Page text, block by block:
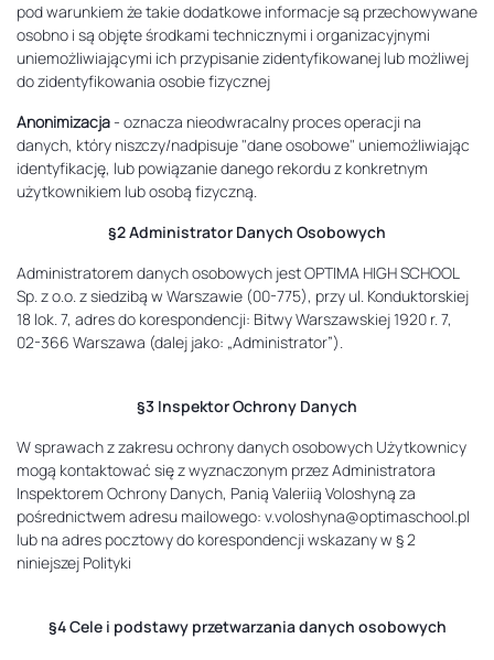
pod warunkiem że takie dodatkowe informacje są przechowywane
osobno i są objęte środkami technicznymi i organizacyjnymi
uniemożliwiającymi ich przypisanie zidentyfikowanej lub możliwej
do zidentyfikowania osobie fizycznej
Anonimizacja- oznacza nieodwracalny proces operacji na
danych, który niszczy/nadpisuje "dane osobowe" uniemożliwiając
identyfikację, lub powiązanie danego rekordu z konkretnym
użytkownikiem lub osobą fizyczną.
§2 Administrator Danych Osobowych
Administratorem danych osobowych jest OPTIMA HIGH SCHOOL
Sp. z o.o. z siedzibą w Warszawie (00-775), przy ul. Konduktorskiej
18 lok. 7, adres do korespondencji: Bitwy Warszawskiej 1920 r. 7,
02-366 Warszawa (dalej jako: „Administrator”).
§3 Inspektor Ochrony Danych
W sprawach z zakresu ochrony danych osobowych Użytkownicy
mogą kontaktować się z wyznaczonym przez Administratora
Inspektorem Ochrony Danych, Panią Valeriią Voloshyną za
pośrednictwem adresu mailowego: v.voloshyna@optimaschool.pl
lub na adres pocztowy do korespondencji wskazany w § 2
niniejszej Polityki
§4 Cele i podstawy przetwarzania danych osobowych